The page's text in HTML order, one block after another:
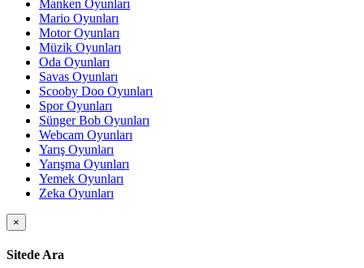
Manken Oyunları
Mario Oyunları
Motor Oyunları
Müzik Oyunları
Oda Oyunları
Savas Oyunları
Scooby Doo Oyunları
Spor Oyunları
Sünger Bob Oyunları
Webcam Oyunları
Yarış Oyunları
Yarışma Oyunları
Yemek Oyunları
Zeka Oyunları
×
Sitede Ara